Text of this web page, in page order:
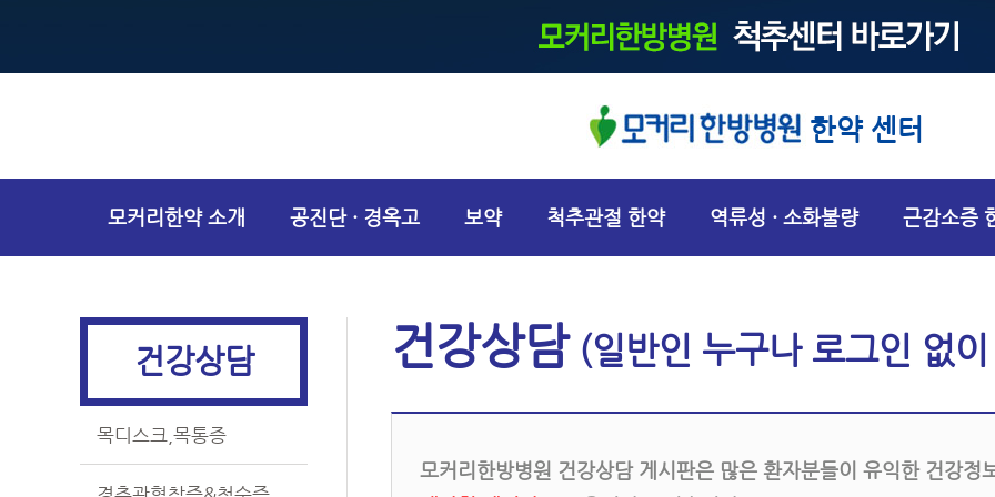
한약 센터
모커리한약 소개 공진단 · 경옥고 보약 척추관절 한약 역류성 · 소화불량 근감소증
건강상담
목디스크,목통증
건강상담(일반인 누구나 로그인 없
모커리한방병원 건강상담 게시판은 많은 환자분들이 유익한 건강정